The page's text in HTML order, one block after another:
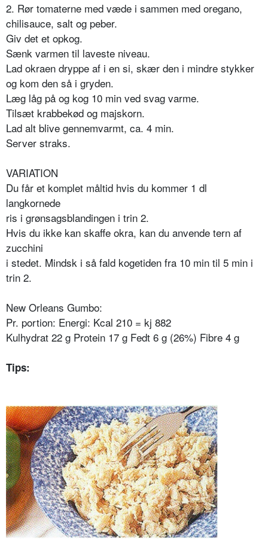
2. Rør tomaterne med væde i sammen med oregano,
chilisauce, salt og peber.
Giv det et opkog.
Sænk varmen til laveste niveau.
Lad okraen dryppe af i en si, skær den i mindre stykker
og kom den så i gryden.
Læg låg på og kog 10 min ved svag varme.
Tilsæt krabbekød og majskorn.
Lad alt blive gennemvarmt, ca. 4 min.
Server straks.
VARIATION
Du får et komplet måltid hvis du kommer 1 dl
langkornede
ris i grønsagsblandingen i trin 2.
Hvis du ikke kan skaffe okra, kan du anvende tern af
zucchini
i stedet. Mindsk i så fald kogetiden fra 10 min til 5 min i
trin 2.
New Orleans Gumbo:
Pr. portion: Energi: Kcal 210 = kj 882
Kulhydrat 22 g Protein 17 g Fedt 6 g (26%) Fibre 4 g
Tips: